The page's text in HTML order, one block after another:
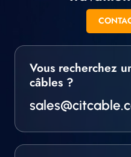
Vous recherchez
câbles ?